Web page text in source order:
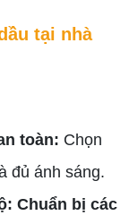
tại nhà
toàn: Chọn
đủ ánh sáng.
Chuẩn bị các